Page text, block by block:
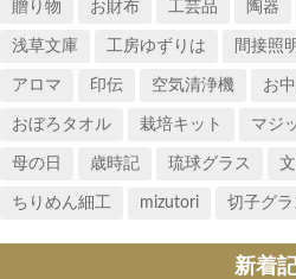
贈り物 お財布 工芸品 陶器
浅草文庫 工房ゆずりは 間接照
アロマ 印伝 空気清浄機 お
おぼろタオル 栽培キット マジ
母の日 歳時記 琉球グラス
ちりめん細工 mizutori 切子グラ
新着